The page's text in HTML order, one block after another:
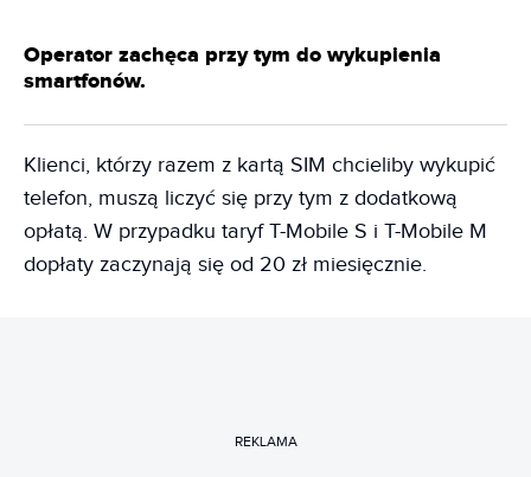
Operator zachęca przy tym do wykupienia
smartfonów.
Klienci, którzy razem z kartą SIM chcieliby wykupić
telefon, muszą liczyć się przy tym z dodatkową
opłatą. W przypadku taryf T-Mobile S i T-Mobile M
dopłaty zaczynają się od 20 zł miesięcznie.
REKLAMA